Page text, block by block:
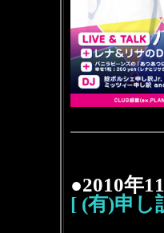
●2010年
[ (有)申し